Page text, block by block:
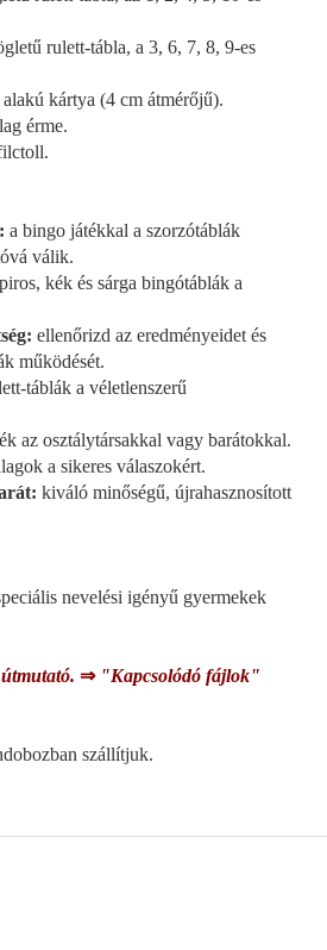
rulett-tábla, a 3, 6, 7, 8, 9-es
kártya (4 cm átmérőjű).
érme.
a bingo játékkal a szorzótáblák
válik.
piros, kék és sárga bingótáblák a
ellenőrizd az eredményeidet és
működését.
táblák a véletlenszerű
az osztálytársakkal vagy barátokkal.
a sikeres válaszokért.
kiváló minőségű, újrahasznosított
nevelési igényű gyermekek
⇒ "Kapcsolódó fájlok"
szállítjuk.